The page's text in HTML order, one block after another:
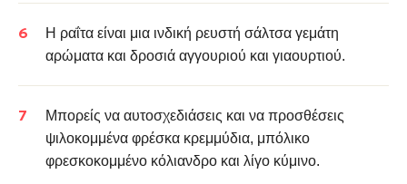
Η ραΐτα είναι μια ινδική ρευστή σάλτσα γεμάτη
αρώματα και δροσιά αγγουριού και γιαουρτιού.
Μπορείς να αυτοσχεδιάσεις και να προσθέσεις
ψιλοκομμένα φρέσκα κρεμμύδια, μπόλικο
φρεσκοκομμένο κόλιανδρο και λίγο κύμινο.